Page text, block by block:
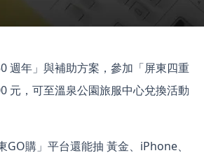
週年」與補助方案，參加「屏東四重
元，可至溫泉公園旅服中心兌換活動
GO購」平台還能抽 黃金、iPhone、